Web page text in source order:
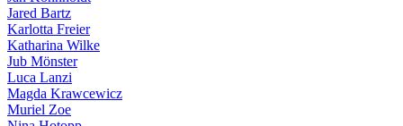
Jared Bartz
Karlotta Freier
Katharina Wilke
Jub Mönster
Luca Lanzi
Magda Krawcewicz
Muriel Zoe